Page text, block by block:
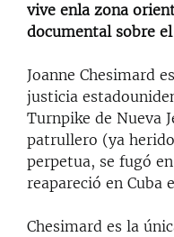
vive enla zona
documental sobre
Joanne Chesimard
justicia
Turnpike de Nueva
patrullero (ya herido
perpetua, se fugó
reapareció en Cuba
Chesimard es la